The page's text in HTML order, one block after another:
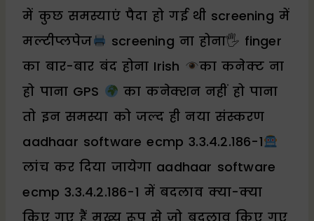
में कुछ समस्याएं पैदा हो गई थी screening में
मल्टीप्लपेज
screening ना होना🖐 finger
का बार-बार बंद होना Irish
का कनेक्ट ना
हो पाना GPS
का कनेक्शन नहीं हो पाना
तो इन समस्या को जल्द ही नया संस्करण
aadhaar software ecmp 3.3.4.2.186-1
लांच कर दिया जायेगा aadhaar software
ecmp 3.3.4.2.186-1 में बदलाव क्या-क्या
किए गए हैं मुख्य रूप से जो बदलाव किए गए